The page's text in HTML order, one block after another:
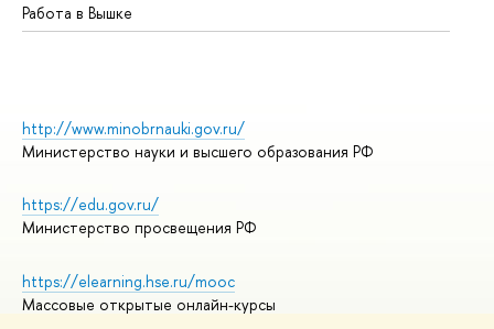
Работа в Вышке
http://www.minobrnauki.gov.ru/
Министерство науки и высшего образования РФ
https://edu.gov.ru/
Министерство просвещения РФ
https://elearning.hse.ru/mooc
Массовые открытые онлайн-курсы